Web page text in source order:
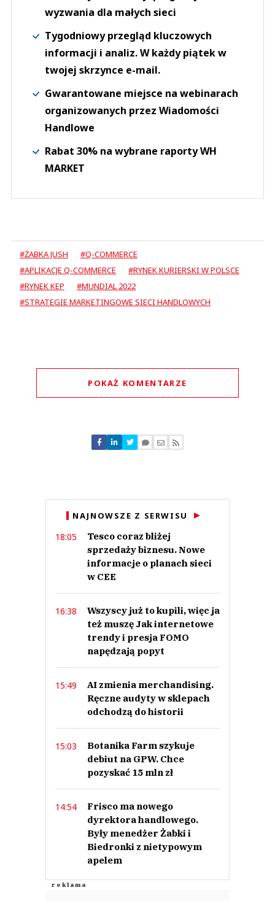
wyzwania dla małych sieci
Tygodniowy przegląd kluczowych
informacji i analiz. W każdy piątek w
twojej skrzynce e-mail.
Gwarantowane miejsce na webinarach
organizowanych przez Wiadomości
Handlowe
Rabat 30% na wybrane raporty WH
MARKET
#ŻABKA JUSH
#Q-COMMERCE
#APLIKACJE Q-COMMERCE
#RYNEK KURIERSKI W POLSCE
#RYNEK KEP
#MUNDIAL 2022
#STRATEGIE MARKETINGOWE SIECI HANDLOWYCH
POKAŻ KOMENTARZE
Nie znaleziono komentarzy
Zostaw swoje komentarze
NAJNOWSZE Z SERWISU
18:05
Tesco coraz bliżej
sprzedaży biznesu. Nowe
informacje o planach sieci
w CEE
16:38
Wszyscy już to kupili, więc ja
też muszę Jak internetowe
trendy i presja FOMO
napędzają popyt
15:49
AI zmienia merchandising.
Ręczne audyty w sklepach
odchodzą do historii
15:03
Botanika Farm szykuje
debiut na GPW. Chce
pozyskać 15 mln zł
14:54
Frisco ma nowego
dyrektora handlowego.
Były menedżer Żabki i
Biedronki z nietypowym
apelem